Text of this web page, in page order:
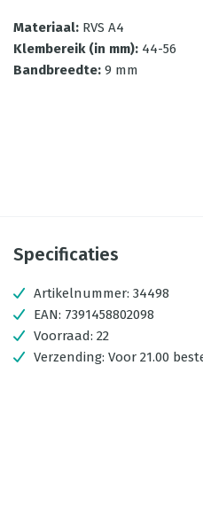
Materiaal: RVS A4
Klembereik (in mm): 44-56
Bandbreedte: 9 mm
Specificaties
Artikelnummer: 34498
EAN: 7391458802098
Voorraad: 22
Verzending: Voor 21.00